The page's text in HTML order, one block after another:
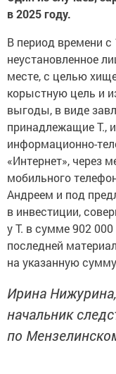
в 2025 году.
В период времени
неустановленное
месте, с целью
корыстную цель и
выгоды, в виде
принадлежащие Т.,
информационно-
«Интернет», через
мобильного
Андреем и под
в инвестиции,
у Т. в сумме 902
последней
на указанную
Ирина
начальник
по